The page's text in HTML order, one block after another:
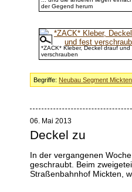
der Gegend herum
*ZACK* Kleber, Deckel drauf und
verschrauben
Begriffe: Neubau Segment Mickten
06. Mai 2013
Deckel zu
In der vergangenen
geschraubt. Beim
Straßenbahnhof Mickten,